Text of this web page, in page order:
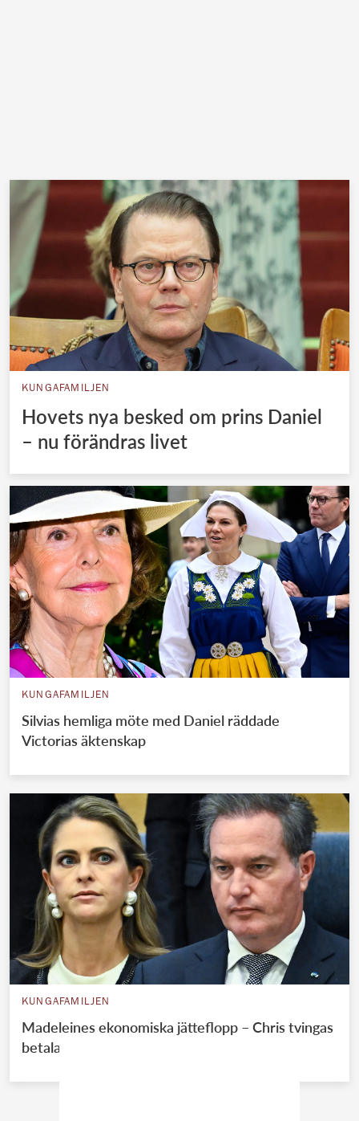
KUNGAFAMILJEN
Hovets nya besked om prins Daniel
– nu förändras livet
KUNGAFAMILJEN
Silvias hemliga möte med Daniel räddade
Victorias äktenskap
KUNGAFAMILJEN
Madeleines ekonomiska jätteflopp – Chris tvingas
betala